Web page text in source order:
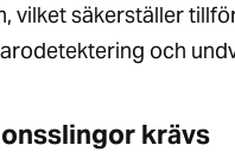
vilket säkerställer
och
krävs